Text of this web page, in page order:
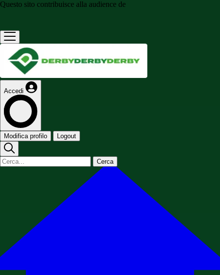
Questo sito contribuisce alla audience de
Accedi
Modifica profilo Logout
Cerca